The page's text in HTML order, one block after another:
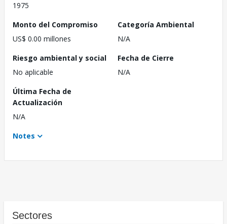
1975
Monto del Compromiso
US$ 0.00 millones
Categoría Ambiental
N/A
Riesgo ambiental y social
No aplicable
Fecha de Cierre
N/A
Última Fecha de
Actualización
N/A
Notes
Sectores